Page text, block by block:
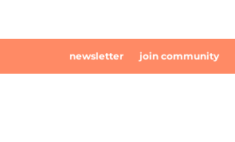
newsletter join community